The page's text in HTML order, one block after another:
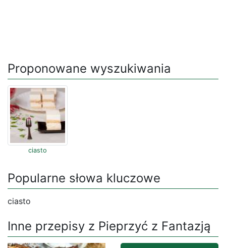
Proponowane wyszukiwania
ciasto
Popularne słowa kluczowe
ciasto
Inne przepisy z Pieprzyć z Fantazją